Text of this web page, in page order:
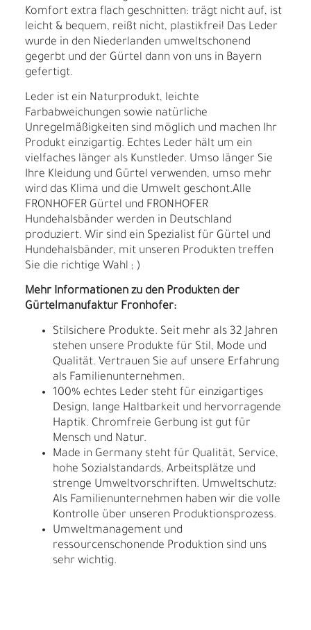
Komfort extra flach geschnitten: trägt nicht auf, ist
leicht & bequem, reißt nicht, plastikfrei! Das Leder
wurde in den Niederlanden umweltschonend
gegerbt und der Gürtel dann von uns in Bayern
gefertigt.
Leder ist ein Naturprodukt, leichte
Farbabweichungen sowie natürliche
Unregelmäßigkeiten sind möglich und machen Ihr
Produkt einzigartig. Echtes Leder hält um ein
vielfaches länger als Kunstleder. Umso länger Sie
Ihre Kleidung und Gürtel verwenden, umso mehr
wird das Klima und die Umwelt geschont.Alle
FRONHOFER Gürtel und FRONHOFER
Hundehalsbänder werden in Deutschland
produziert. Wir sind ein Spezialist für Gürtel und
Hundehalsbänder, mit unseren Produkten treffen
Sie die richtige Wahl ; )
Mehr Informationen zu den Produkten der
Gürtelmanufaktur Fronhofer:
Stilsichere Produkte. Seit mehr als 32 Jahren
stehen unsere Produkte für Stil, Mode und
Qualität. Vertrauen Sie auf unsere Erfahrung
als Familienunternehmen.
100% echtes Leder steht für einzigartiges
Design, lange Haltbarkeit und hervorragende
Haptik. Chromfreie Gerbung ist gut für
Mensch und Natur.
Made in Germany steht für Qualität, Service,
hohe Sozialstandards, Arbeitsplätze und
strenge Umweltvorschriften. Umweltschutz:
Als Familienunternehmen haben wir die volle
Kontrolle über unseren Produktionsprozess.
Umweltmanagement und
ressourcenschonende Produktion sind uns
sehr wichtig.